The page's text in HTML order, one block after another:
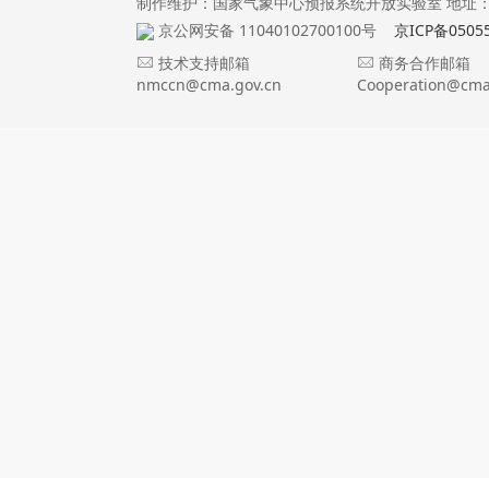
京公网安备 11040102700100号
京ICP备
技术支持邮箱
nmccn@cma.gov.cn
商务合作邮箱